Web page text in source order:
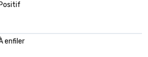
Positif
enfiler